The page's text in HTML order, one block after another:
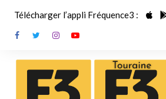
contenu
Télécharger l’appli Fréquence3 :